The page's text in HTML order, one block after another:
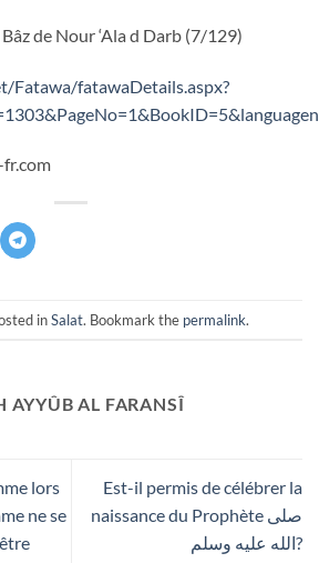
de Nour ‘Ala d Darb (7/129)
Fatawa/fatawaDetails.aspx?
fr.com
inSalat. Bookmark the permalink.
AYYÛB AL FARANSÎ
lors
ne se
Est-il permis de célébrer la
naissance du Prophète صلى
الله عليه وسلم?